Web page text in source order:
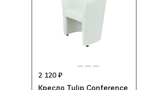
2 120 ₽
Кресло Tulip Conference